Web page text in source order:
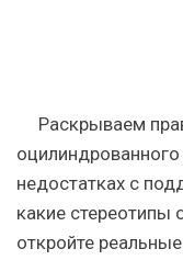
Раскрываем
недостатках с
какие
откройте